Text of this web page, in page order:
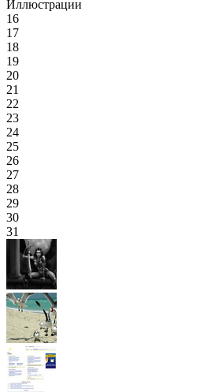
Иллюстрации
16
17
18
19
20
21
22
23
24
25
26
27
28
29
30
31